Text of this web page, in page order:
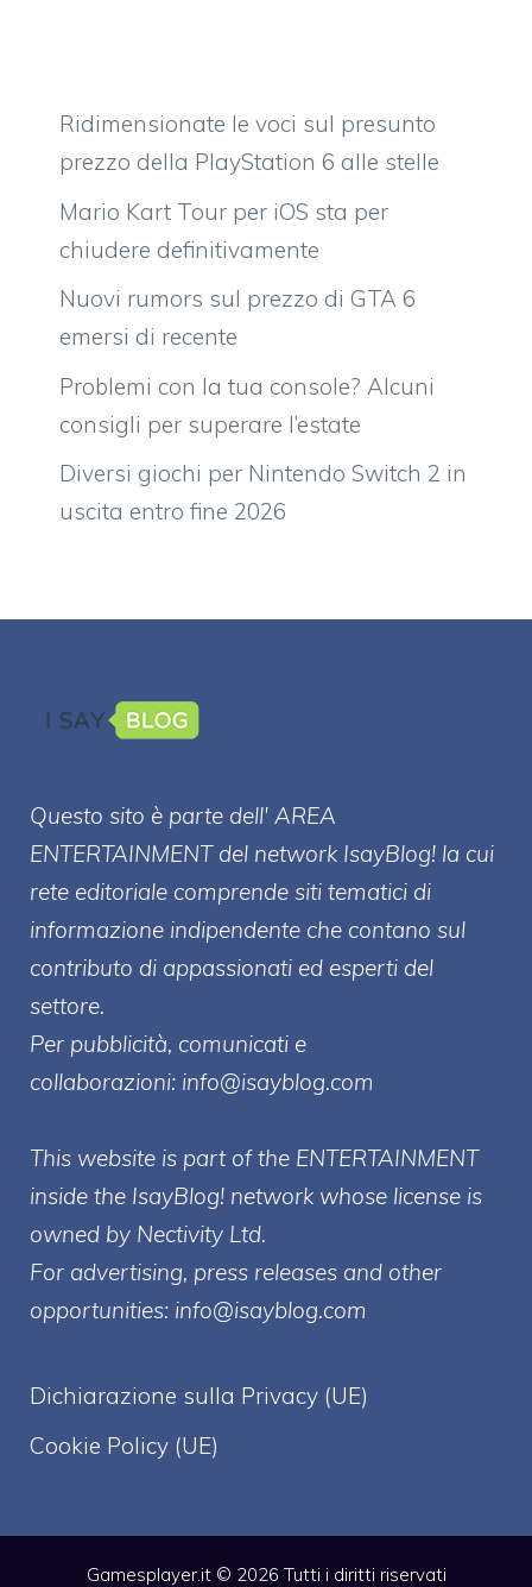
Ridimensionate le voci sul presunto
prezzo della PlayStation 6 alle stelle
Mario Kart Tour per iOS sta per
chiudere definitivamente
Nuovi rumors sul prezzo di GTA 6
emersi di recente
Problemi con la tua console? Alcuni
consigli per superare l’estate
Diversi giochi per Nintendo Switch 2 in
uscita entro fine 2026
Questo sito è parte dell' AREA
ENTERTAINMENT del network IsayBlog! la cui
rete editoriale comprende siti tematici di
informazione indipendente che contano sul
contributo di appassionati ed esperti del
settore.
Per pubblicità, comunicati e
collaborazioni: info@isayblog.com
This website is part of the ENTERTAINMENT
inside the IsayBlog! network whose license is
owned by Nectivity Ltd.
For advertising, press releases and other
opportunities: info@isayblog.com
Dichiarazione sulla Privacy (UE)
Cookie Policy (UE)
Gamesplayer.it © 2026 Tutti i diritti riservati